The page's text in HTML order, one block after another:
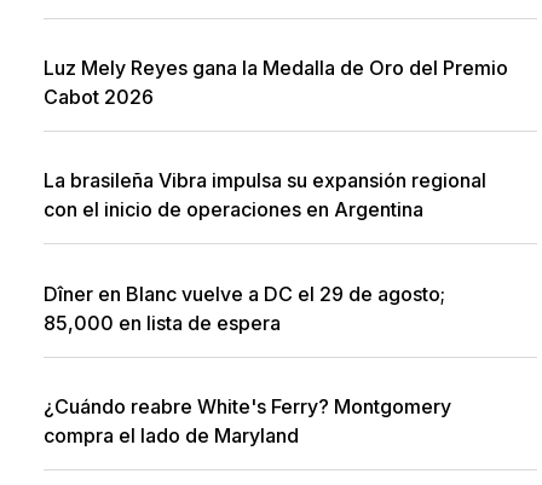
Luz Mely Reyes gana la Medalla de Oro del Premio
Cabot 2026
La brasileña Vibra impulsa su expansión regional
con el inicio de operaciones en Argentina
Dîner en Blanc vuelve a DC el 29 de agosto;
85,000 en lista de espera
¿Cuándo reabre White's Ferry? Montgomery
compra el lado de Maryland